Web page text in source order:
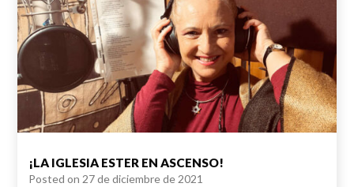
¡LA IGLESIA ESTER EN ASCENSO!
Posted on 27 de diciembre de 2021